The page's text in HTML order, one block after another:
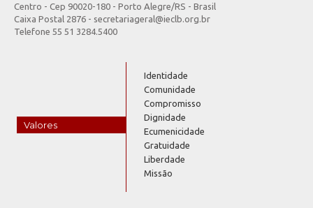
Centro - Cep 90020-180 - Porto Alegre/RS - Brasil
Caixa Postal 2876 - secretariageral@ieclb.org.br
Telefone 55 51 3284.5400
Valores
Identidade
Comunidade
Compromisso
Dignidade
Ecumenicidade
Gratuidade
Liberdade
Missão